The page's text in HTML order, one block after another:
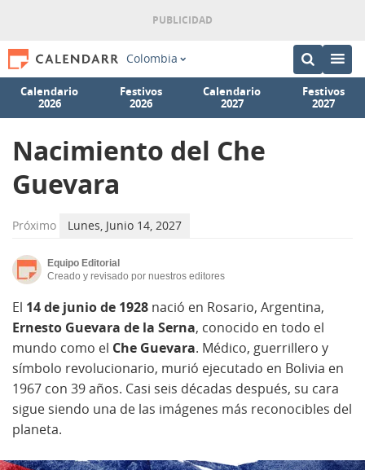
Colombia
Calendario
2026
Festivos
2026
Calendario
2027
Festivos
2027
Nacimiento del Che
Guevara
Próximo Lunes, Junio 14, 2027
Equipo Editorial
Creado y revisado por nuestros editores
El 14 de junio de 1928 nació en Rosario, Argentina,
Ernesto Guevara de la Serna, conocido en todo el
mundo como el Che Guevara. Médico, guerrillero y
símbolo revolucionario, murió ejecutado en Bolivia en
1967 con 39 años. Casi seis décadas después, su cara
sigue siendo una de las imágenes más reconocibles del
planeta.